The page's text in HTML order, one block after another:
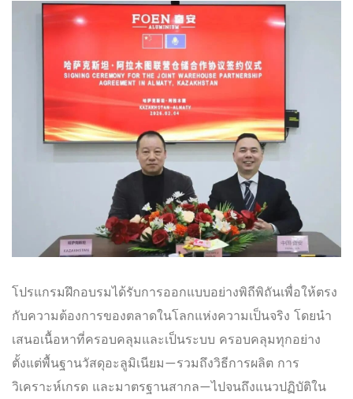
โปรแกรมฝึกอบรมได้รับการออกแบบอย่างพิถีพิถันเพื่อให้ตรง
กับความต้องการของตลาดในโลกแห่งความเป็นจริง โดยนำ
เสนอเนื้อหาที่ครอบคลุมและเป็นระบบ ครอบคลุมทุกอย่าง
ตั้งแต่พื้นฐานวัสดุอะลูมิเนียม—รวมถึงวิธีการผลิต การ
วิเคราะห์เกรด และมาตรฐานสากล—ไปจนถึงแนวปฏิบัติใน